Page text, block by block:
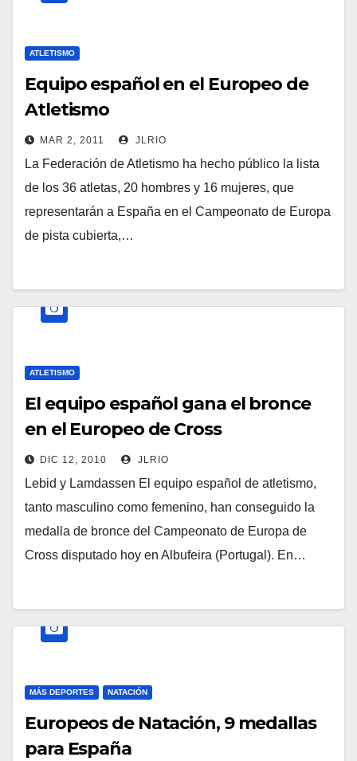
ATLETISMO
Equipo español en el Europeo de
Atletismo
MAR 2, 2011 JLRIO
La Federación de Atletismo ha hecho público la lista
de los 36 atletas, 20 hombres y 16 mujeres, que
representarán a España en el Campeonato de Europa
de pista cubierta,…
ATLETISMO
El equipo español gana el bronce
en el Europeo de Cross
DIC 12, 2010 JLRIO
Lebid y Lamdassen El equipo español de atletismo,
tanto masculino como femenino, han conseguido la
medalla de bronce del Campeonato de Europa de
Cross disputado hoy en Albufeira (Portugal). En…
MÁS DEPORTES NATACIÓN
Europeos de Natación, 9 medallas
para España